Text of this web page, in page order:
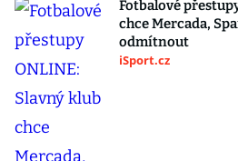
Fotbalové
chce Mercada,
odmítnout
iSport.cz